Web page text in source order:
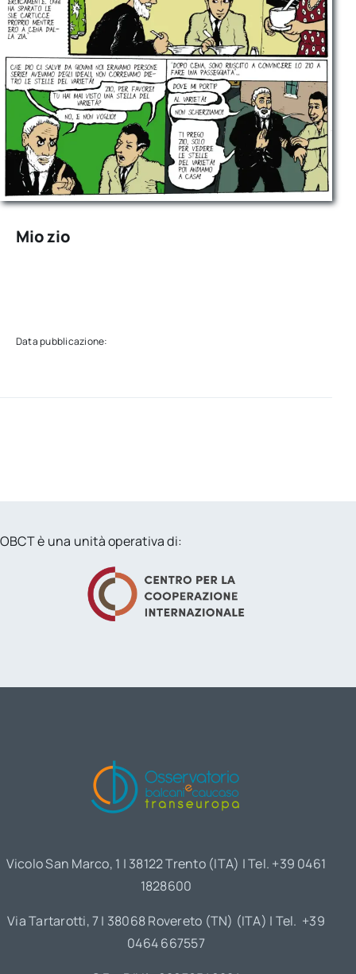
Mio zio
Data pubblicazione:
OBCT è una unità operativa di:
Vicolo San Marco, 1 | 38122 Trento (ITA) | Tel. +39 0461
1828600
Via Tartarotti, 7 | 38068 Rovereto (TN) (ITA) | Tel. +39
0464 667557